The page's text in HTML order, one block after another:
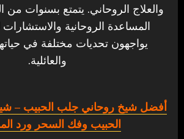
والعلاج الروحاني. يتمتع بسنوات من
المساعدة الروحانية والاستشارات
يواجهون تحديات مختلفة في
والعائلية.
أفضل شيخ روحاني جلب الحبيب –
الحبيب وفك السحر ورد